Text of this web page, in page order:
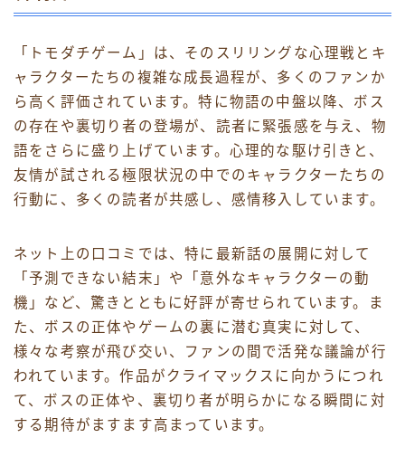
「トモダチゲーム」は、そのスリリングな心理戦とキ
ャラクターたちの複雑な成長過程が、多くのファンか
ら高く評価されています。特に物語の中盤以降、ボス
の存在や裏切り者の登場が、読者に緊張感を与え、物
語をさらに盛り上げています。心理的な駆け引きと、
友情が試される極限状況の中でのキャラクターたちの
行動に、多くの読者が共感し、感情移入しています。
ネット上の口コミでは、特に最新話の展開に対して
「予測できない結末」や「意外なキャラクターの動
機」など、驚きとともに好評が寄せられています。ま
た、ボスの正体やゲームの裏に潜む真実に対して、
様々な考察が飛び交い、ファンの間で活発な議論が行
われています。作品がクライマックスに向かうにつれ
て、ボスの正体や、裏切り者が明らかになる瞬間に対
する期待がますます高まっています。